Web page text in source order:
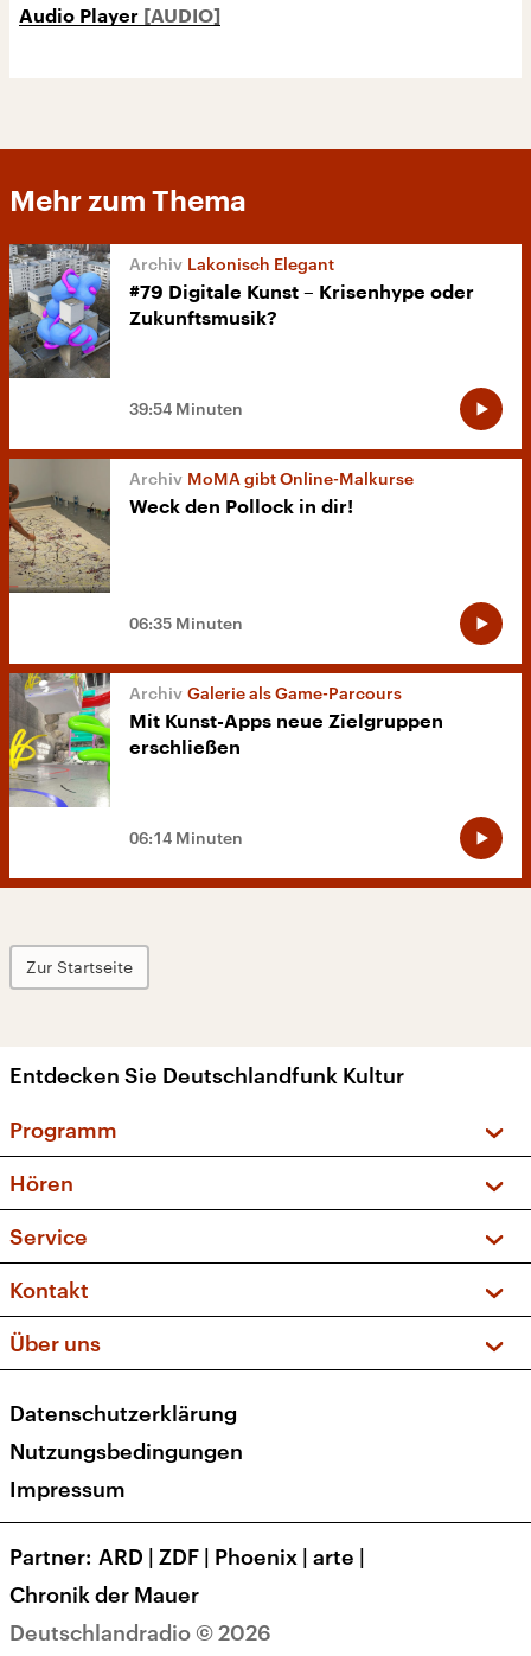
Audio Player
Mehr zum Thema
Lakonisch Elegant
#79 Digitale Kunst – Krisenhype oder
Zukunftsmusik?
39:54 Minuten
MoMA gibt Online-Malkurse
Weck den Pollock in dir!
06:35 Minuten
Galerie als Game-Parcours
Mit Kunst-Apps neue Zielgruppen
erschließen
06:14 Minuten
Zur Startseite
Entdecken Sie Deutschlandfunk Kultur
Programm
Sendungen und Podcasts
Musikliste
Kakadu – Das Kinderprogramm
Hören
Frequenzen (UKW + DAB+)
Service
FAQ
Apps
Newsletter
Veranstaltungen
Kontakt
Social Media
Über uns
Presse
Karriere
Transparenz
Deutschlandradio © 2026
Datenschutzerklärung
Nutzungsbedingungen
Impressum
Partner ARD | ZDF | Phoenix | arte |
Chronik der Mauer